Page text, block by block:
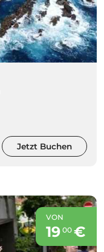
Jetzt Buchen
VON
19 00€